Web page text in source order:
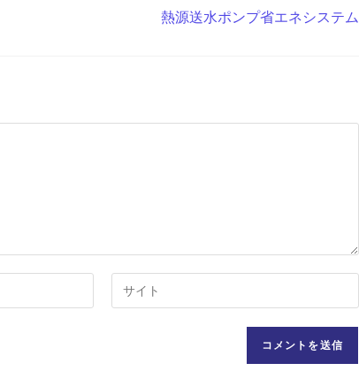
熱源送水ポンプ省エネシステム
Web
サ